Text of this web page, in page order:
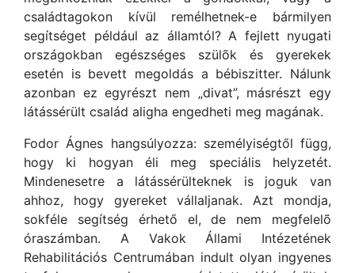
családtagokon kívül remélhetnek-e bármilyen
segítséget például az államtól? A fejlett nyugati
országokban egészséges szülõk és gyerekek
esetén is bevett megoldás a bébiszitter. Nálunk
azonban ez egyrészt nem „divat”, másrészt egy
látássérült család aligha engedheti meg magának.
Fodor Ágnes hangsúlyozza: személyiségtől függ,
hogy ki hogyan éli meg speciális helyzetét.
Mindenesetre a látássérülteknek is joguk van
ahhoz, hogy gyereket vállaljanak. Azt mondja,
sokféle segítség érhető el, de nem megfelelõ
óraszámban. A Vakok Állami Intézetének
Rehabilitációs Centrumában indult olyan ingyenes